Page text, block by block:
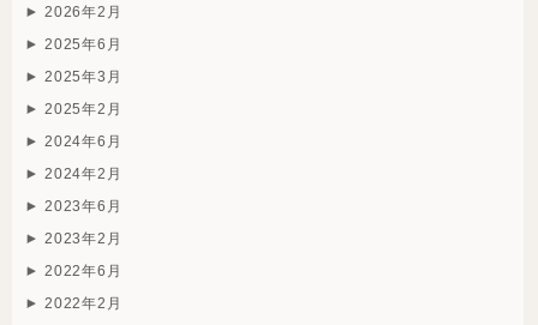
2026年2月
2025年6月
2025年3月
2025年2月
2024年6月
2024年2月
2023年6月
2023年2月
2022年6月
2022年2月